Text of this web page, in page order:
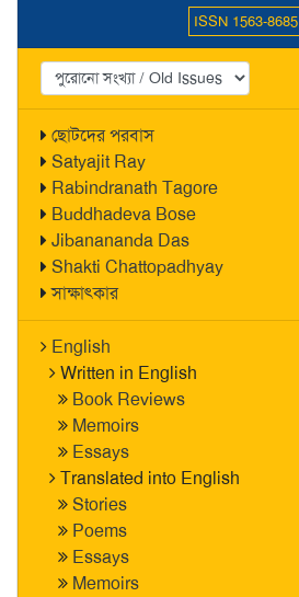
ISSN 1563-8685
ছোটদের পরবাস
Satyajit Ray
Rabindranath Tagore
Buddhadeva Bose
Jibanananda Das
Shakti Chattopadhyay
সাক্ষাৎকার
English
Written in English
Book Reviews
Memoirs
Essays
Translated into English
Stories
Poems
Essays
Memoirs